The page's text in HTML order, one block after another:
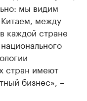
мы видим
между
каждой стране
стран имеют
бизнес», –